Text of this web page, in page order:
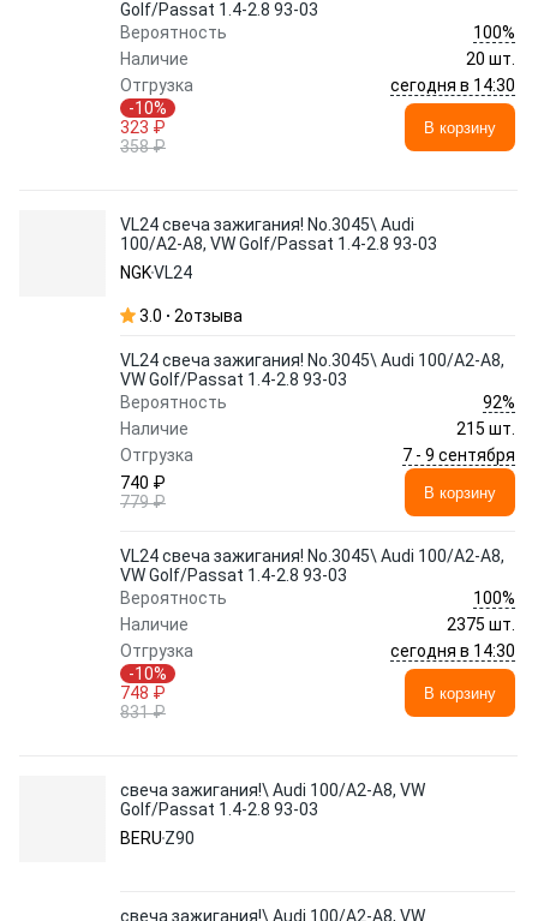
Golf/Passat 1.4-2.8 93-03
Вероятность
100%
Наличие
20 шт.
Отгрузка
сегодня в 14:30
-10%
323 ₽
358 ₽
В корзину
VL24 свеча зажигания! No.3045\ Audi
100/A2-A8, VW Golf/Passat 1.4-2.8 93-03
NGKVL24
3.0 2отзыва
VL24 свеча зажигания! No.3045\ Audi 100/A2-A8,
VW Golf/Passat 1.4-2.8 93-03
Вероятность
92%
Наличие
215 шт.
Отгрузка
7 - 9 сентября
740 ₽
779 ₽
В корзину
VL24 свеча зажигания! No.3045\ Audi 100/A2-A8,
VW Golf/Passat 1.4-2.8 93-03
Вероятность
100%
Наличие
2375 шт.
Отгрузка
сегодня в 14:30
-10%
748 ₽
831 ₽
В корзину
свеча зажигания!\ Audi 100/A2-A8, VW
Golf/Passat 1.4-2.8 93-03
BERU Z90
свеча зажигания!\ Audi 100/A2-A8, VW